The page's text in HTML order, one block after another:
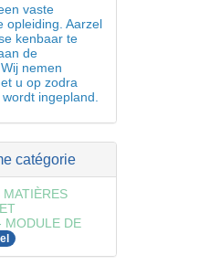
vaste
opleiding. Aarzel
kenbaar te
de
nemen
u op zodra
ingepland.
catégorie
MODULE DE